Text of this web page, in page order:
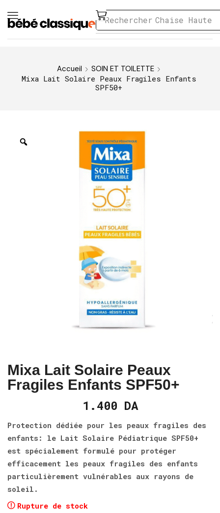
Rechercher Chaise Haute
Accueil
SOIN ET TOILETTE
Mixa Lait Solaire Peaux Fragiles Enfants
SPF50+
Mixa Lait Solaire Peaux
Fragiles Enfants SPF50+
1.400 DA
Protection dédiée pour les peaux fragiles des
enfants: le Lait Solaire Pédiatrique SPF50+
est spécialement formulé pour protéger
efficacement les peaux fragiles des enfants
particulièrement vulnérables aux rayons de
soleil.
Rupture de stock